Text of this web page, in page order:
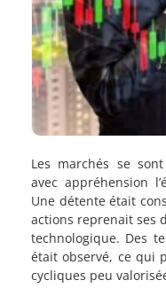
Les marchés se
avec appréhension
Une détente était
actions reprenait ses
technologique. Des
était observé, ce qui
cycliques peu